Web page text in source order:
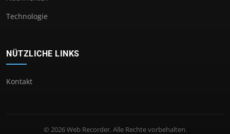
Technologie
NÜTZLICHE LINKS
Kontakt
© 2026 Web Recorder. Alle Rechte vorbehalten.